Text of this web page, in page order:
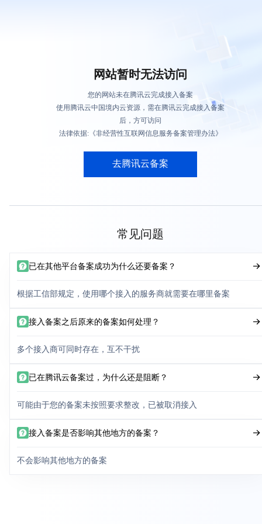
网站暂时无法访问
您的网站未在腾讯云完成接入备案
使用腾讯云中国境内云资源，需在腾讯云完成接入备案
后，方可访问
法律依据:《非经营性互联网信息服务备案管理办法》
去腾讯云备案
常见问题
已在其他平台备案成功为什么还要备案？
根据工信部规定，使用哪个接入的服务商就需要在哪里备案
接入备案之后原来的备案如何处理？
多个接入商可同时存在，互不干扰
已在腾讯云备案过，为什么还是阻断？
可能由于您的备案未按照要求整改，已被取消接入
接入备案是否影响其他地方的备案？
不会影响其他地方的备案